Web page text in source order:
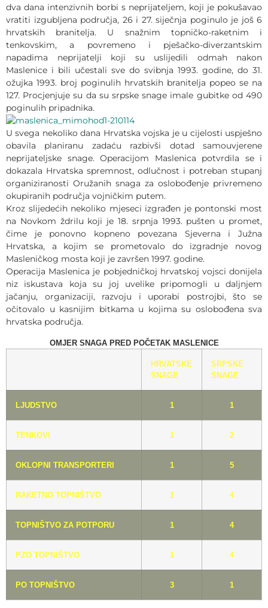
dva dana intenzivnih borbi s neprijateljem, koji je pokušavao
vratiti izgubljena područja, 26 i 27. siječnja poginulo je još 6
hrvatskih branitelja. U snažnim topničko-raketnim i
tenkovskim, a povremeno i pješačko-diverzantskim
napadima neprijatelji koji su uslijedili odmah nakon
Maslenice i bili učestali sve do svibnja 1993. godine, do 31.
ožujka 1993. broj poginulih hrvatskih branitelja popeo se na
127. Procjenjuje su da su srpske snage imale gubitke od 490
poginulih pripadnika.
U svega nekoliko dana Hrvatska vojska je u cijelosti uspješno
obavila planiranu zadaću razbivši dotad samouvjerene
neprijateljske snage. Operacijom Maslenica potvrdila se i
dokazala Hrvatska spremnost, odlučnost i potreban stupanj
organiziranosti Oružanih snaga za oslobođenje privremeno
okupiranih područja vojničkim putem.
Kroz slijedećih nekoliko mjeseci izgrađen je pontonski most
na Novkom ždrilu koji je 18. srpnja 1993. pušten u promet,
čime je ponovno kopneno povezana Sjeverna i Južna
Hrvatska, a kojim se prometovalo do izgradnje novog
Masleničkog mosta koji je završen 1997. godine.
Operacija Maslenica je pobjedničkoj hrvatskoj vojsci donijela
niz iskustava koja su joj uvelike pripomogli u daljnjem
jačanju, organizaciji, razvoju i uporabi postrojbi, što se
očitovalo u kasnijim bitkama u kojima su oslobođena sva
hrvatska područja.
OMJER SNAGA PRED POČETAK MASLENICE
HRVATSKE
SNAGE
SRPSKE
SNAGE
LJUDSTVO 1 1
TENKOVI 1 2
OKLOPNI TRANSPORTERI 1 5
RAKETNO TOPNIŠTVO 1 4
TOPNIŠTVO ZA POTPORU 1 4
PZO TOPNIŠTVO 1 4
PO TOPNIŠTVO 3 1